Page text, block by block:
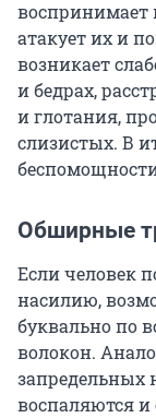
атакует их и
возникает
и бедрах,
и глотания,
слизистых. В
Обширные
Если человек
насилию,
буквально по
волокон.
запредельных
воспаляются и